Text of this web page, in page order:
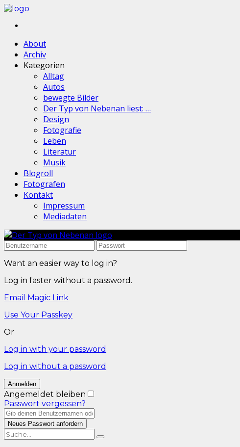
About
Archiv
Kategorien
Alltag
Autos
bewegte Bilder
Der Typ von Nebenan liest: …
Design
Fotografie
Leben
Literatur
Musik
Blogroll
Fotografen
Kontakt
Impressum
Mediadaten
Want an easier way to log in?
Log in faster without a password.
Email Magic Link
Use Your Passkey
Or
Log in with your password
Log in without a password
Angemeldet bleiben
Passwort vergessen?